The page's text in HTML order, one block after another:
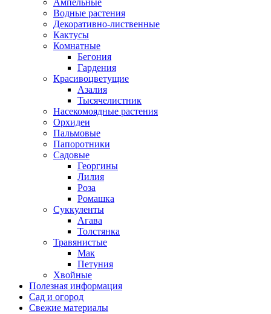
Ампельные
Водные растения
Декоративно-лиственные
Кактусы
Комнатные
Бегония
Гардения
Красивоцветущие
Азалия
Тысячелистник
Насекомоядные растения
Орхидеи
Пальмовые
Папоротники
Садовые
Георгины
Лилия
Роза
Ромашка
Суккуленты
Агава
Толстянка
Травянистые
Мак
Петуния
Хвойные
Полезная информация
Сад и огород
Свежие материалы